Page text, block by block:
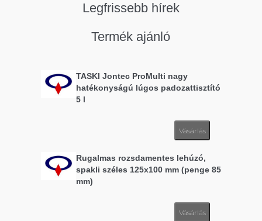
Legfrissebb hírek
Termék ajánló
TASKI Jontec ProMulti nagy
hatékonyságú lúgos padozattisztító
5 l
Vásárlás
Rugalmas rozsdamentes lehúzó,
spakli széles 125x100 mm (penge 85
mm)
Vásárlás